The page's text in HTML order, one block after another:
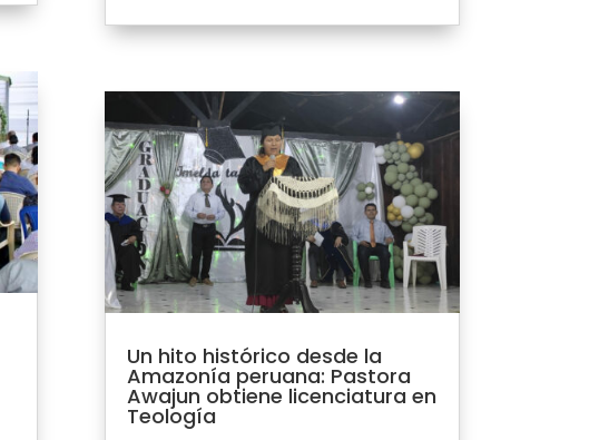
Un hito histórico desde la
Amazonía peruana: Pastora
Awajun obtiene licenciatura en
Teología